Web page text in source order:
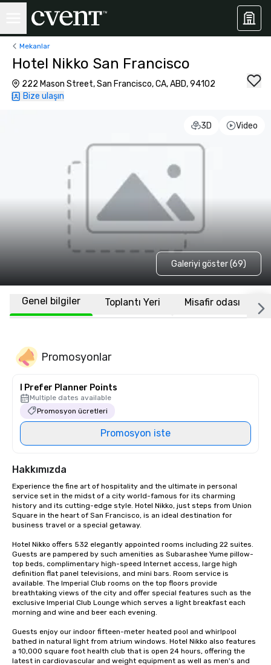
Mekanlar
Hotel Nikko San Francisco
222 Mason Street, San Francisco, CA, ABD, 94102
Bize ulaşın
3D Video
Galeriyi göster (69)
Genel bilgiler Toplantı Yeri Misafir odası
Promosyonlar
I Prefer Planner Points
Multiple dates available
Promosyon ücretleri
Promosyon iste
Hakkımızda
Experience the fine art of hospitality and the ultimate in personal
service set in the midst of a city world-famous for its charming
history and its cutting-edge style. Hotel Nikko, just steps from Union
Square in the heart of San Francisco, is an ideal destination for
business travel or a special getaway.
Hotel Nikko offers 532 elegantly appointed rooms including 22 suites.
Guests are pampered by such amenities as Subarashee Yume pillow-
top beds, complimentary high-speed Internet access, large high
definition flat panel televisions, and mini bars. Room service is
available. The Imperial Club rooms on the top floors provide
breathtaking views of the city and offer special features such as the
exclusive Imperial Club Lounge which serves a light breakfast each
morning and wine and beer each evening.
Guests enjoy our indoor fifteen-meter heated pool and whirlpool
bathed in natural light from atrium windows. Hotel Nikko also features
a 10,000 square foot health club that is open 24 hours, offering the
latest in cardiovascular and weight equipment as well as men's and